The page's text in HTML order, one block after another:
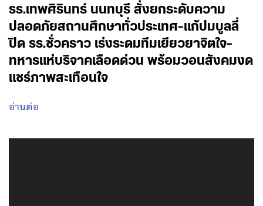
รร.เทพศิรินทร์ นนทบุรี สั่งยกระดับความ
ปลอดภัยสถานศึกษาทั่วประเทศ-แก้ปมบูลลี่
ปิด รร.ชั่วคราว เร่งระดมทีมเยียวยาจิตใจ-
ทหารแห่บริจาคเลือดด่วน พร้อมวอนสังคมงด
แชร์ภาพสะเทือนใจ
อ่านต่อ